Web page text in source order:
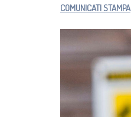
COMUNICATI STAMPA